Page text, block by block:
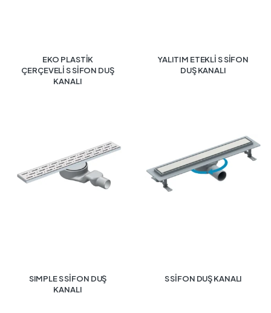
EKO PLASTİK
ÇERÇEVELİ S SİFON DUŞ
KANALI
YALITIM ETEKLİ S SİFON
DUŞ KANALI
SIMPLE S SİFON DUŞ
KANALI
S SİFON DUŞ KANALI